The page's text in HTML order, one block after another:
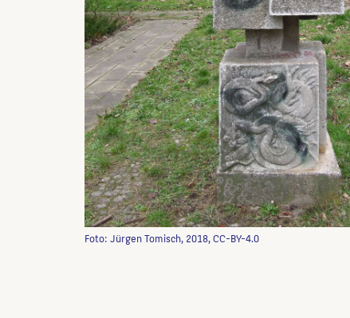
Foto: Jürgen Tomisch, 2018, CC-BY-4.0